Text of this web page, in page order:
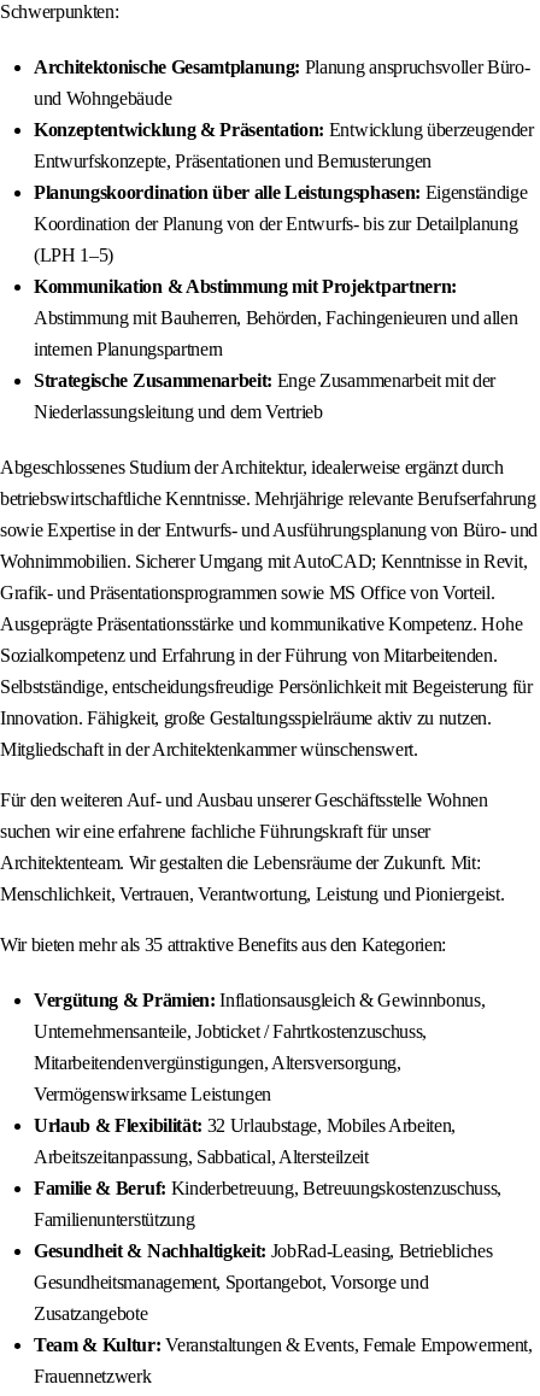
Schwerpunkten:
Architektonische Gesamtplanung: Planung anspruchsvoller Büro-
und Wohngebäude
Konzeptentwicklung & Präsentation: Entwicklung überzeugender
Entwurfskonzepte, Präsentationen und Bemusterungen
Planungskoordination über alle Leistungsphasen: Eigenständige
Koordination der Planung von der Entwurfs- bis zur Detailplanung
(LPH 1–5)
Kommunikation & Abstimmung mit Projektpartnern:
Abstimmung mit Bauherren, Behörden, Fachingenieuren und allen
internen Planungspartnern
Strategische Zusammenarbeit: Enge Zusammenarbeit mit der
Niederlassungsleitung und dem Vertrieb
Abgeschlossenes Studium der Architektur, idealerweise ergänzt durch
betriebswirtschaftliche Kenntnisse. Mehrjährige relevante Berufserfahrung
sowie Expertise in der Entwurfs- und Ausführungsplanung von Büro- und
Wohnimmobilien. Sicherer Umgang mit AutoCAD; Kenntnisse in Revit,
Grafik- und Präsentationsprogrammen sowie MS Office von Vorteil.
Ausgeprägte Präsentationsstärke und kommunikative Kompetenz. Hohe
Sozialkompetenz und Erfahrung in der Führung von Mitarbeitenden.
Selbstständige, entscheidungsfreudige Persönlichkeit mit Begeisterung für
Innovation. Fähigkeit, große Gestaltungsspielräume aktiv zu nutzen.
Mitgliedschaft in der Architektenkammer wünschenswert.
Für den weiteren Auf- und Ausbau unserer Geschäftsstelle Wohnen
suchen wir eine erfahrene fachliche Führungskraft für unser
Architektenteam. Wir gestalten die Lebensräume der Zukunft. Mit:
Menschlichkeit, Vertrauen, Verantwortung, Leistung und Pioniergeist.
Wir bieten mehr als 35 attraktive Benefits aus den Kategorien:
Vergütung & Prämien: Inflationsausgleich & Gewinnbonus,
Unternehmensanteile, Jobticket / Fahrtkostenzuschuss,
Mitarbeitendenvergünstigungen, Altersversorgung,
Vermögenswirksame Leistungen
Urlaub & Flexibilität: 32 Urlaubstage, Mobiles Arbeiten,
Arbeitszeitanpassung, Sabbatical, Altersteilzeit
Familie & Beruf: Kinderbetreuung, Betreuungskostenzuschuss,
Familienunterstützung
Gesundheit & Nachhaltigkeit: JobRad-Leasing, Betriebliches
Gesundheitsmanagement, Sportangebot, Vorsorge und
Zusatzangebote
Team & Kultur: Veranstaltungen & Events, Female Empowerment,
Frauennetzwerk